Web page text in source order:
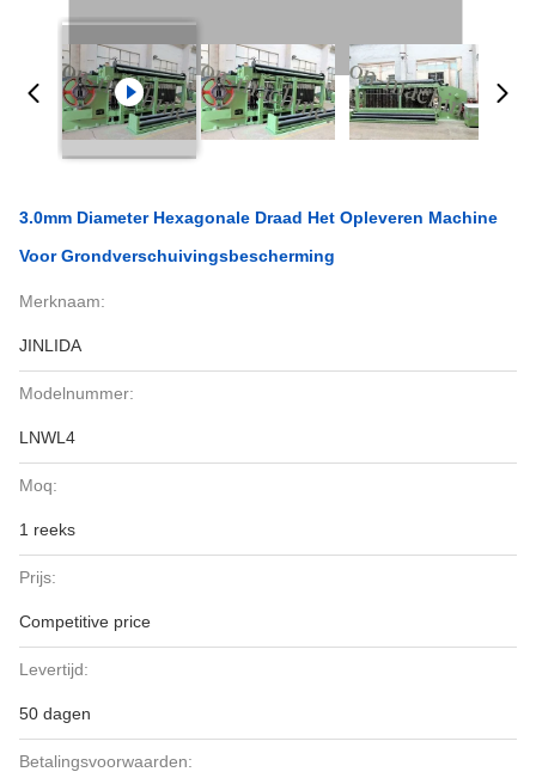
3.0mm Diameter Hexagonale Draad Het Opleveren Machine
Voor Grondverschuivingsbescherming
Merknaam:
JINLIDA
Modelnummer:
LNWL4
Moq:
1 reeks
Prijs:
Competitive price
Levertijd:
50 dagen
Betalingsvoorwaarden: